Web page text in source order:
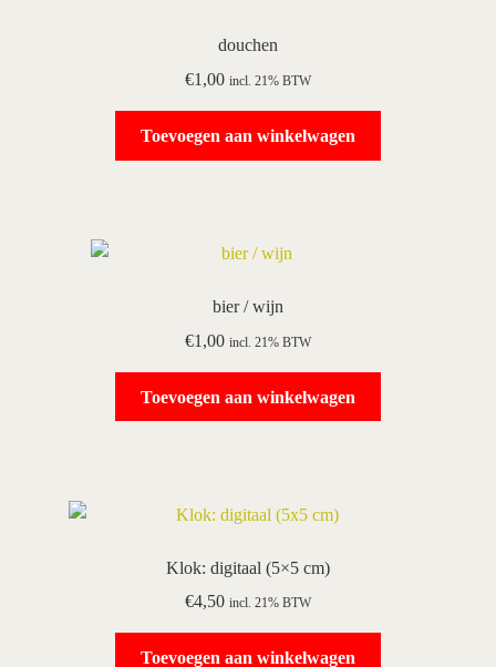
douchen
€1,00 incl. 21% BTW
Toevoegen aan winkelwagen
bier / wijn
€1,00 incl. 21% BTW
Toevoegen aan winkelwagen
Klok: digitaal (5×5 cm)
€4,50 incl. 21% BTW
Toevoegen aan winkelwagen